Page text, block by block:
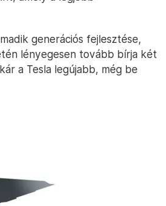
generációs fejlesztése,
lényegesen tovább bírja két
a Tesla legújabb, még be